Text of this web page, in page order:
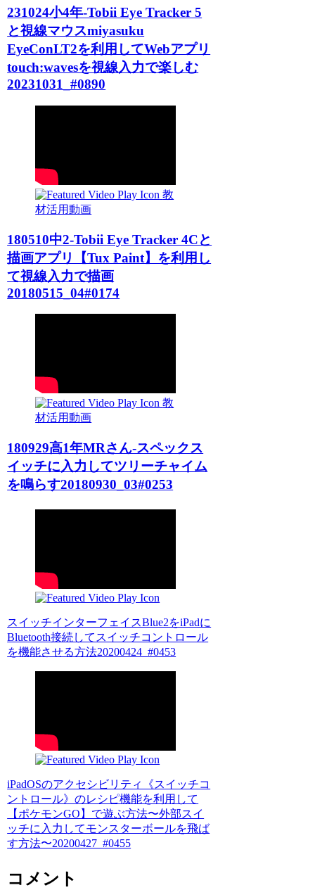
231024小4年-Tobii Eye Tracker 5
と視線マウスmiyasuku
EyeConLT2を利用してWebアプリ
touch:wavesを視線入力で楽しむ
20231031_#0890
教
材活用動画
180510中2-Tobii Eye Tracker 4Cと
描画アプリ【Tux Paint】を利用し
て視線入力で描画
20180515_04#0174
教
材活用動画
180929高1年MRさん-スペックス
イッチに入力してツリーチャイム
を鳴らす20180930_03#0253
スイッチインターフェイスBlue2をiPadに
Bluetooth接続してスイッチコントロール
を機能させる方法20200424_#0453
iPadOSのアクセシビリティ《スイッチコ
ントロール》のレシピ機能を利用して
【ポケモンGO】で遊ぶ方法〜外部スイ
ッチに入力してモンスターボールを飛ば
す方法〜20200427_#0455
コメント